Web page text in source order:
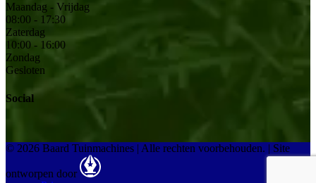
Maandag - Vrijdag
08:00 - 17:30
Zaterdag
10:00 - 16:00
Zondag
Gesloten
Social
© 2026 Baard Tuinmachines | Alle rechten voorbehouden. | Site
ontworpen door